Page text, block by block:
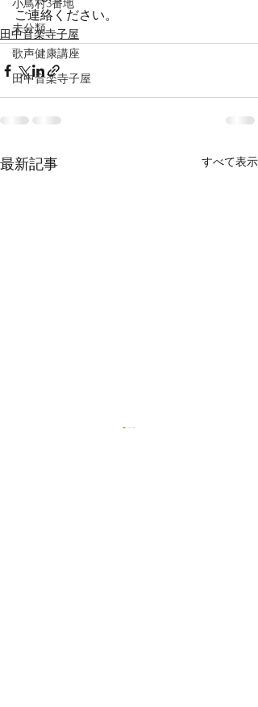
小鳥村3番地
未分類
歌声健康講座
田中音楽寺子屋
ご連絡ください。
田中音楽寺子屋
最新記事 すべて表示